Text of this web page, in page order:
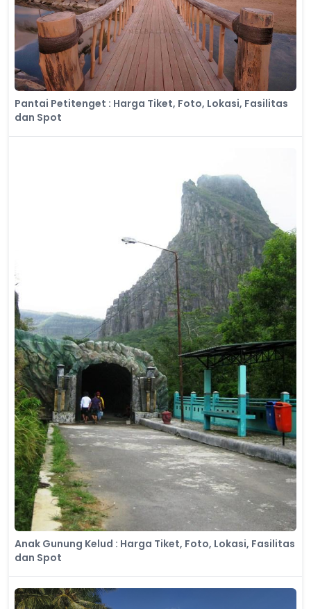
Pantai Petitenget : Harga Tiket, Foto, Lokasi, Fasilitas
dan Spot
Anak Gunung Kelud : Harga Tiket, Foto, Lokasi, Fasilitas
dan Spot